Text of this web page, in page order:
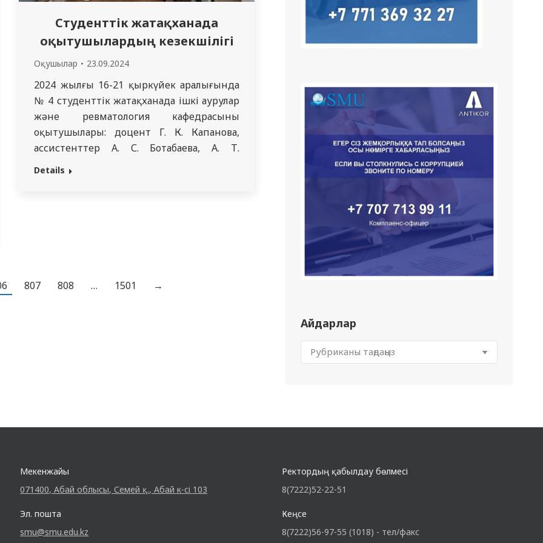
Студенттік жатақханада
оқытушылардың кезекшілігі
Оқушылар 23.09.2024
2024 жылғы 16-21 қыркүйек аралығында
№ 4 студенттік жатақханада ішкі аурулар
және ревматология кафедрасының
оқытушылары: доцент Г. К. Капанова,
ассистенттер А. С. Ботабаева, А. Т.
Шаханова, г. К. Калимолдина, Ю. В.
Details
807 808 … 1501 →
Айдарлар
Мекенжайы
071400, Абай облысы, Семей қ., Абай к-сі 103
Эл. пошта
smu@smu.edu.kz
Ректордың қабылдау бөлмесі
8(7222)52-22-51
Кеңсе
8(7222)56-97-55 (1018) - тел/факс